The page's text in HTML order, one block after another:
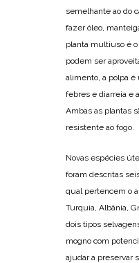
semelhante ao do
fazer óleo,
planta multiuso é o
podem ser
alimento, a polpa
febres e diarreia e
Ambas as plantas
resistente ao fogo.
Novas espécies
foram descritas
qual pertencem o
Turquia, Albânia,
dois tipos
mogno com
ajudar a preservar